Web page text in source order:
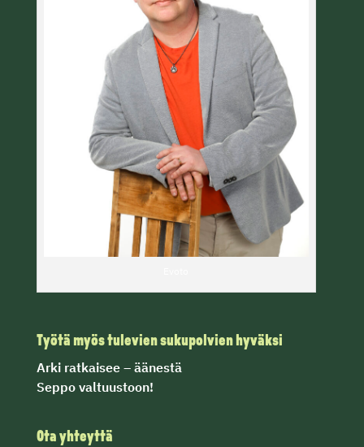
Työtä myös tulevien sukupolvien hyväksi
Arki ratkaisee– äänestä
Seppo valtuustoon!
Ota yhteyttä